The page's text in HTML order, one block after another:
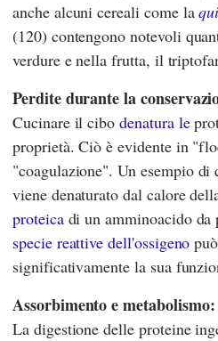
anche alcuni cereali come la
(120) contengono notevoli
verdure e nella frutta, il
Perdite durante la
Cucinare il cibodenatura le
proprietà. Ciò è evidente in
"coagulazione". Un esempio
viene denaturato dal calore
proteicadi un amminoacido da
specie reattive dell'ossigeno
significativamente la sua
Assorbimento e metabolismo:
La digestione delle proteine